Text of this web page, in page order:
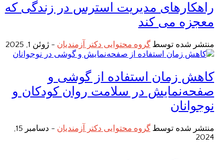
راهکارهای مدیریت استرس در زندگی که
معجزه می کند
منتشر شده توسط گروه محتوایی دکتر آزمندیان - ژوئن 1, 2025
کاهش زمان استفاده از گوشی و
صفحه‌نمایش در سلامت روان کودکان و
نوجوانان
منتشر شده توسط گروه محتوایی دکتر آزمندیان -
دسامبر 15,
2024